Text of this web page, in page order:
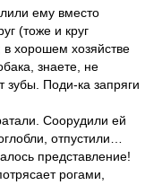
ему вместо
(тоже и круг
в хорошем хозяйстве
знаете, не
зубы. Поди-ка запряги
Соорудили ей
отпустили…
представление!
рогами,